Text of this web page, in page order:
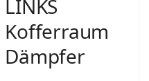
LINKS
Kofferraum
Dämpfer